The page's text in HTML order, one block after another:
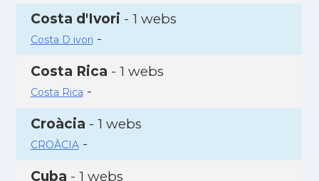
Costa d'Ivori - 1 webs
Costa D ivori -
Costa Rica - 1 webs
Costa Rica -
Croàcia - 1 webs
CROÀCIA-
Cuba - 1 webs